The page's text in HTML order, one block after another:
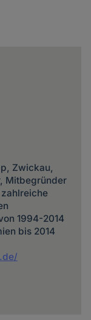
Zwickau,
Mitbegründer
1994-2014
bis 2014